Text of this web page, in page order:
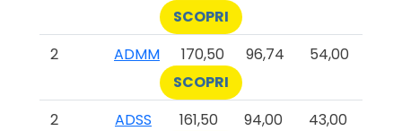
SCOPRI
2
ADMM 170,50 96,74
54,00
SCOPRI
2
ADSS 161,50 94,00
43,00